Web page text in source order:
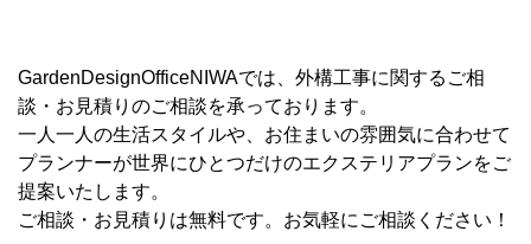
GardenDesignOfficeNIWAでは、外構工事に関するご相
談・お見積りのご相談を承っております。
一人一人の生活スタイルや、お住まいの雰囲気に合わせて
プランナーが世界にひとつだけのエクステリアプランをご
提案いたします。
ご相談・お見積りは無料です。お気軽にご相談ください！